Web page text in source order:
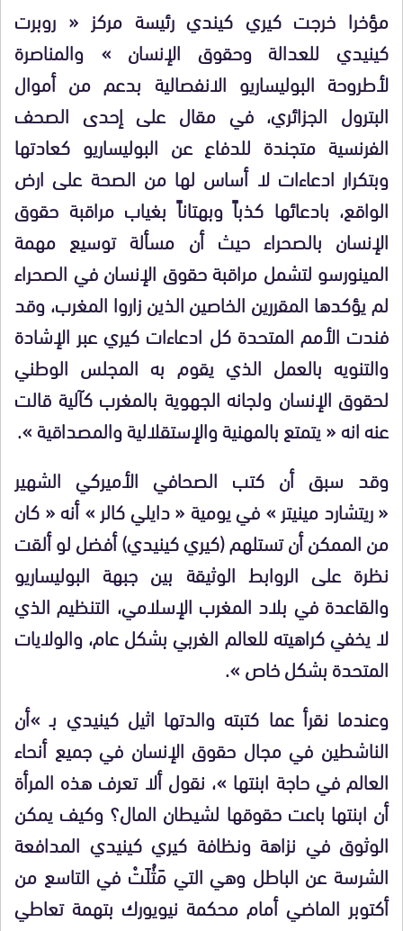
مؤخرا خرجت كيري كيندي رئيسة مركز « روبرت
كينيدي للعدالة وحقوق الإنسان » والمناصرة
لأطروحة البوليساريو الانفصالية بدعم من أموال
البترول الجزائري، في مقال على إحدى الصحف
الفرنسية متجندة للدفاع عن البوليساريو كعادتها
وبتكرار ادعاءات لا أساس لها من الصحة على ارض
الواقع، بادعائها كذباً وبهتاناً بغياب مراقبة حقوق
الإنسان بالصحراء حيث أن مسألة توسيع مهمة
المينورسو لتشمل مراقبة حقوق الإنسان في الصحراء
لم يؤكدها المقررين الخاصين الذين زاروا المغرب، وقد
فندت الأمم المتحدة كل ادعاءات كيري عبر الإشادة
والتنويه بالعمل الذي يقوم به المجلس الوطني
لحقوق الإنسان ولجانه الجهوية بالمغرب كآلية قالت
عنه انه « يتمتع بالمهنية والإستقلالية والمصداقية ».
وقد سبق أن كتب الصحافي الأميركي الشهير
« ريتشارد مينيتر » في يومية « دايلي كالر » أنه « كان
من الممكن أن تستلهم (كيري كينيدي) أفضل لو ألقت
نظرة على الروابط الوثيقة بين جبهة البوليساريو
والقاعدة في بلاد المغرب الإسلامي، التنظيم الذي
لا يخفي كراهيته للعالم الغربي بشكل عام، والولايات
المتحدة بشكل خاص ».
وعندما نقرأ عما كتبته والدتها اثيل كينيدي بـ »أن
الناشطين في مجال حقوق الإنسان في جميع أنحاء
العالم في حاجة ابنتها »، نقول ألا تعرف هذه المرأة
أن ابنتها باعت حقوقها لشيطان المال؟ وكيف يمكن
الوثوق في نزاهة ونظافة كيري كينيدي المدافعة
الشرسة عن الباطل وهي التي مَثُلَتْ في التاسع من
أكتوبر الماضي أمام محكمة نيويورك بتهمة تعاطي